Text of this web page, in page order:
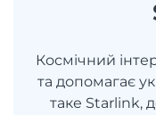
Космічний
та допомагає
таке Starlink,